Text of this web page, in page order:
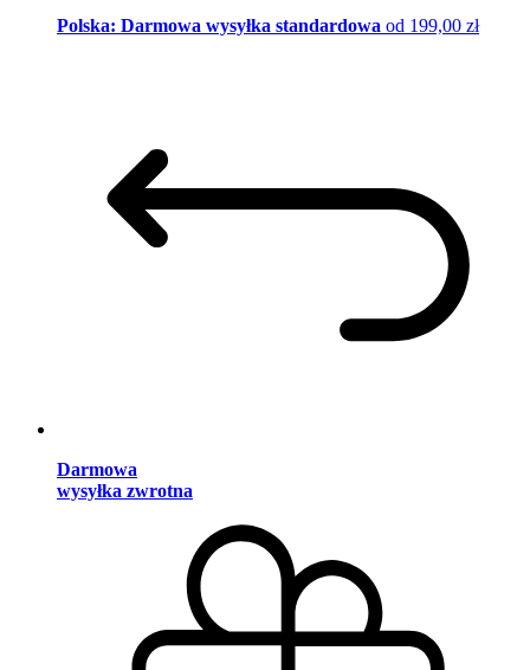
Polska: Darmowa wysyłka standardowa od 199,00 zł
Darmowa
wysyłka zwrotna